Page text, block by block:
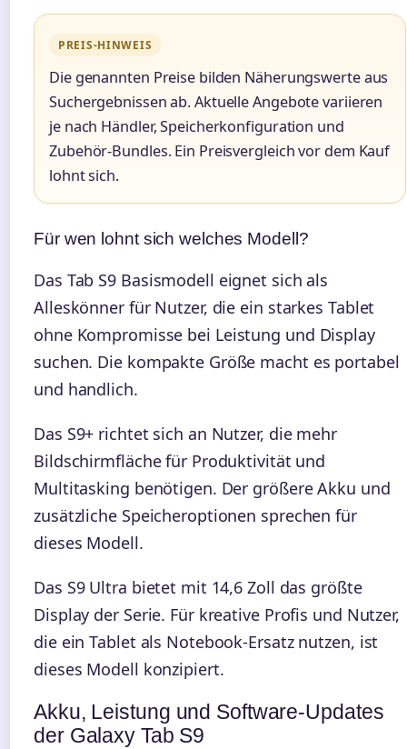
PREIS-HINWEIS
Die genannten Preise bilden Näherungswerte aus
Suchergebnissen ab. Aktuelle Angebote variieren
je nach Händler, Speicherkonfiguration und
Zubehör-Bundles. Ein Preisvergleich vor dem Kauf
lohnt sich.
Für wen lohnt sich welches Modell?
Das Tab S9 Basismodell eignet sich als
Alleskönner für Nutzer, die ein starkes Tablet
ohne Kompromisse bei Leistung und Display
suchen. Die kompakte Größe macht es portabel
und handlich.
Das S9+ richtet sich an Nutzer, die mehr
Bildschirmfläche für Produktivität und
Multitasking benötigen. Der größere Akku und
zusätzliche Speicheroptionen sprechen für
dieses Modell.
Das S9 Ultra bietet mit 14,6 Zoll das größte
Display der Serie. Für kreative Profis und Nutzer,
die ein Tablet als Notebook-Ersatz nutzen, ist
dieses Modell konzipiert.
Akku, Leistung und Software-Updates
der Galaxy Tab S9